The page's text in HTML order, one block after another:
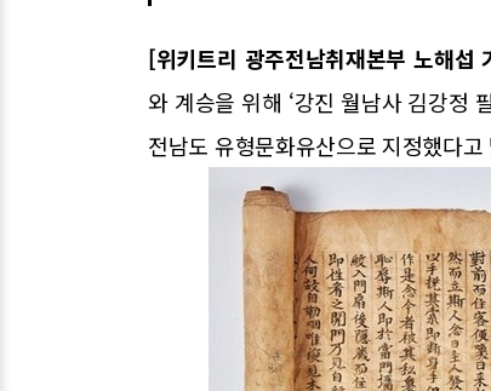
[위키트리 광주전남취재본부 노해섭
와 계승을 위해 ‘강진 월남사 김강정
전남도 유형문화유산으로 지정했다고